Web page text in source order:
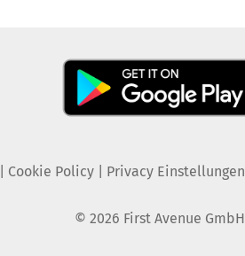
Cookie Policy| Privacy Einstellungen
© 2026 First Avenue GmbH